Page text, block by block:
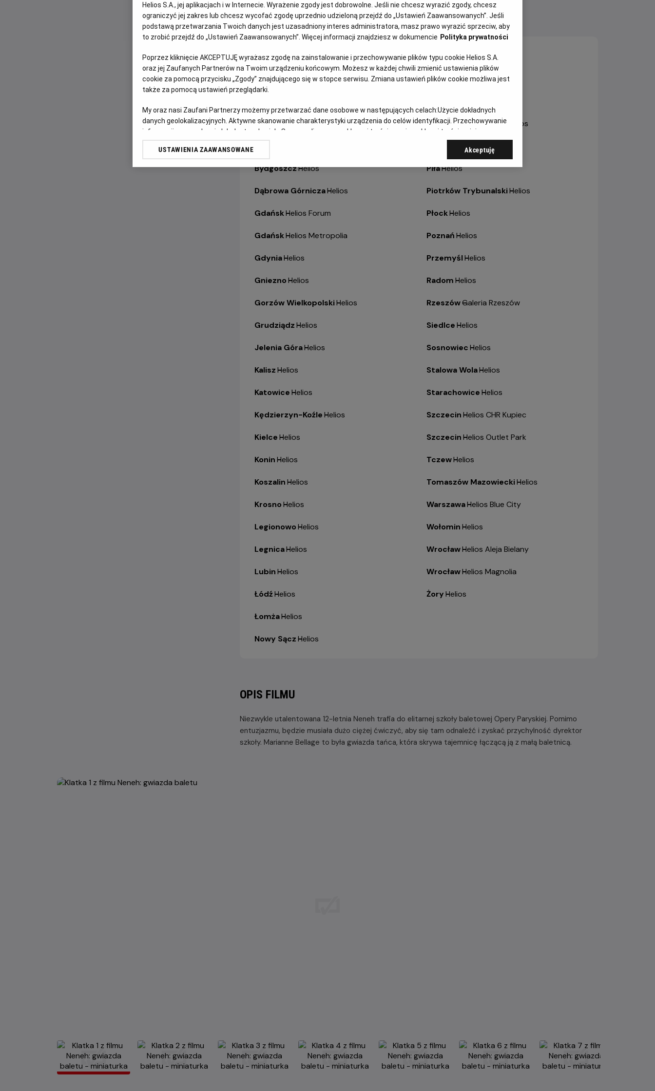
WYBIERZ SWOJE KINO ABY ZOBACZYĆ GODZINY SEANSÓW
Bełchatów-
Helios
Białystok-
Helios Alfa
Białystok-
Helios Jurowiecka
Bydgoszcz-
Helios
Dąbrowa Górnicza-
Helios
Gdańsk-
Helios Forum
Gdańsk-
Helios Metropolia
Gdynia-
Helios
Gniezno-
Helios
Gorzów Wielkopolski-
Helios
Grudziądz-
Helios
Jelenia Góra-
Helios
Kalisz-
Helios
Katowice-
Helios
Kędzierzyn-Koźle-
Helios
Kielce-
Helios
Konin-
Helios
Koszalin-
Helios
Krosno-
Helios
Legionowo-
Helios
Legnica-
Helios
Lubin-
Helios
Łódź-
Helios
Łomża-
Helios
Nowy Sącz-
Helios
Olsztyn-
Helios
Opole-
Helios Karolinka
Ostrów Wielkopolski- Helios
-
Helios
Piła-
Helios
Piotrków Trybunalski-
Helios
Płock-
Helios
Poznań-
Helios
Przemyśl-
Helios
Radom-
Helios
Rzeszów-
Galeria Rzeszów
Siedlce-
Helios
Sosnowiec-
Helios
Stalowa Wola-
Helios
Starachowice-
Helios
Szczecin-
Helios CHR Kupiec
Szczecin-
Helios Outlet Park
Tczew-
Helios
Tomaszów Mazowiecki-
Helios
Warszawa-
Helios Blue City
Wołomin-
Helios
Wrocław-
Helios Aleja Bielany
Wrocław-
Helios Magnolia
Żory-
Helios
OPIS FILMU
Niezwykle utalentowana 12-letnia Neneh trafia do elitarnej szkoły baletowej Opery Paryskiej. Pomimo
entuzjazmu, będzie musiała dużo ciężej ćwiczyć, aby się tam odnaleźć i zyskać przychylność dyrektor
szkoły. Marianne Bellage to była gwiazda tańca, która skrywa tajemnicę łączącą ją z małą baletnicą.
Helios S.A., jej aplikacjach i w Internecie. Wyrażenie zgody jest dobrowolne. Jeśli nie chcesz wyrazić zgody, chcesz
ograniczyć jej zakres lub chcesz wycofać zgodę uprzednio udzieloną przejdź do „Ustawień Zaawansowanych”. Jeśli
podstawą przetwarzania Twoich danych jest uzasadniony interes administratora, masz prawo wyrazić sprzeciw, aby
to zrobić przejdź do „Ustawień Zaawansowanych”. Więcej informacji znajdziesz w dokumencie Polityka prywatności
Poprzez kliknięcie AKCEPTUJĘ wyrażasz zgodę na zainstalowanie i przechowywanie plików typu cookie Helios S.A.
oraz jej Zaufanych Partnerów na Twoim urządzeniu końcowym. Możesz w każdej chwili zmienić ustawienia plików
cookie za pomocą przycisku „Zgody” znajdującego się w stopce serwisu. Zmiana ustawień plików cookie możliwa jest
także za pomocą ustawień przeglądarki.
My oraz nasi Zaufani Partnerzy możemy przetwarzać dane osobowe w następujących celach:Użycie dokładnych
danych geolokalizacyjnych. Aktywne skanowanie charakterystyki urządzenia do celów identyfikacji. Przechowywanie
informacji na urządzeniu lub dostęp do nich. Spersonalizowane reklamy i treści, pomiar reklam i treści, opinie
odbiorców i ulepszanie usług.
Lista Zaufanych Partnerów
USTAWIENIA ZAAWANSOWANE Akceptuję